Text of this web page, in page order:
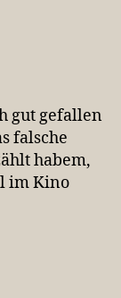
gut gefallen
falsche
habem,
im Kino